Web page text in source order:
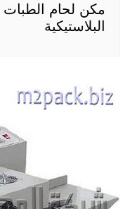
مكن لحام الطبات
البلاستيكية